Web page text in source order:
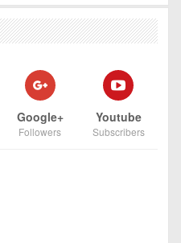
Google+
Followers
Youtube
Subscribers